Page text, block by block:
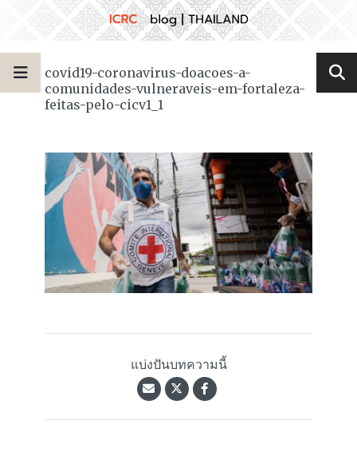
covid19-coronavirus-doacoes-a-
comunidades-vulneraveis-em-fortaleza-
feitas-pelo-cicv1_1
แบ่งปันบทความนี้